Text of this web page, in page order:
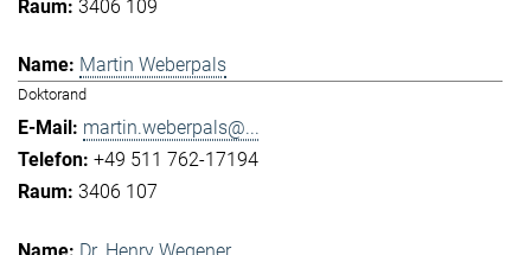
3406 109
Martin Weberpals
Doktorand
martin.weberpals@...
+49 511 762-17194
3406 107
Dr. Henry Wegener